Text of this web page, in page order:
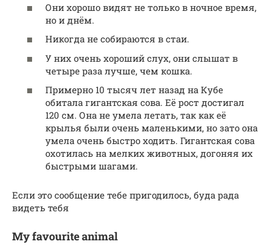
Они хорошо видят не только в ночное время,
но и днём.
Никогда не собираются в стаи.
У них очень хороший слух, они слышат в
четыре раза лучше, чем кошка.
Примерно 10 тысяч лет назад на Кубе
обитала гигантская сова. Её рост достигал
120 см. Она не умела летать, так как её
крылья были очень маленькими, но зато она
умела очень быстро ходить. Гигантская сова
охотилась на мелких животных, догоняя их
быстрыми шагами.
Если это сообщение тебе пригодилось, буда рада
видеть тебя
My favourite animal